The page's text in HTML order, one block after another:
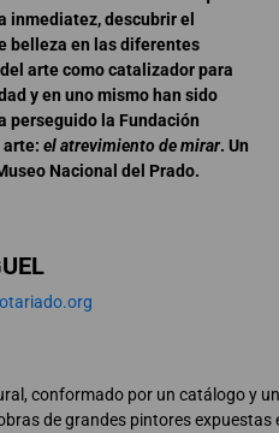
inmediatez, descubrir el
belleza en las diferentes
arte como catalizador para
y en uno mismo han sido
perseguido la Fundación
arte: el atrevimiento de mirar. Un
Nacional del Prado.
conformado por un catálogo y
de grandes pintores expuestas